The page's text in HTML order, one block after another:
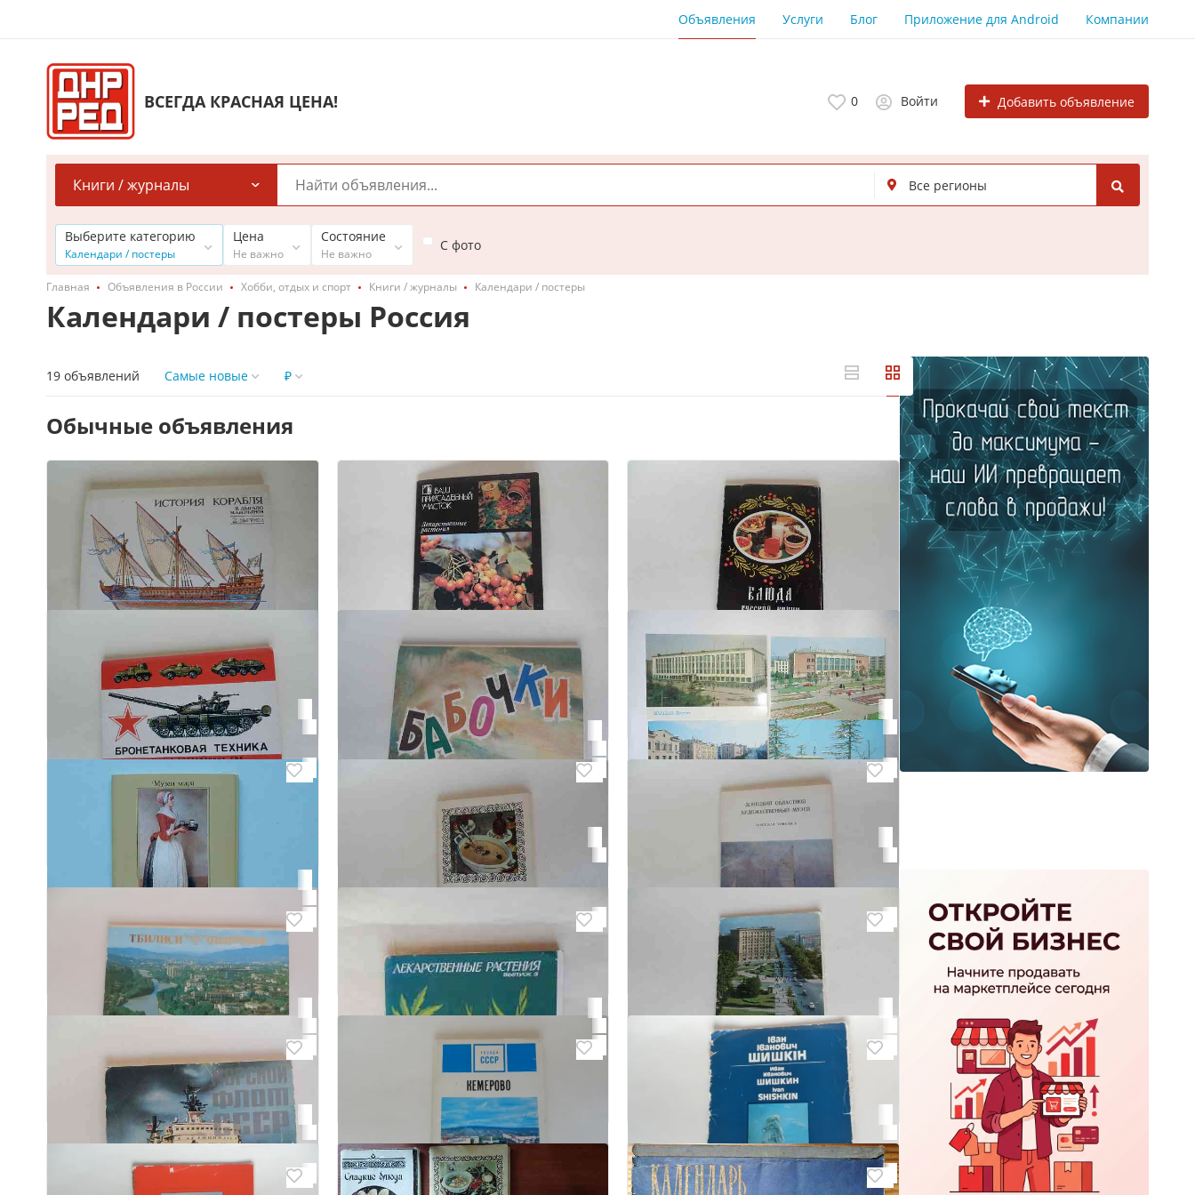
Объявления Услуги Блог Приложение для Android Компании
ВСЕГДА КРАСНАЯ ЦЕНА! 0 Войти Добавить объявление
Книги / журналы
Выберите категорию
Календари / постеры
Цена
Не важно
Состояние
Не важно
С фото
Главная Объявления в России Хобби, отдых и спорт Книги / журналы Календари / постеры
Календари / постеры Россия
19 объявлений Самые новые ₽
Обычные объявления
Набор открыток "История корабля.
Выпуск 2"
Донецк, Киевский
Набор открыток "Ваш
приусадебный участок.
Лекарственные растения"
Донецк, Киевский
Набор открыток "Блюда русской
кухни"
Донецк, Киевский
Набор открыток"Бронетанковая
техника советских вооружённых
Набор открыток Бабочки
Донецк, Киевский
4 открытки "Магадан"
Донецк, Киевский
Набор открыток "Дрезденская
картинная галерея"
Набор открыток "Блюда
грузинской кухни"
Набор открыток "Донецкий
областной художественный музей"
Донецк, Киевский
Набор открыток "Тбилиси"
Донецк, Киевский
Набор открыток "Новосибрск"
Донецк, Киевский
₽ 40